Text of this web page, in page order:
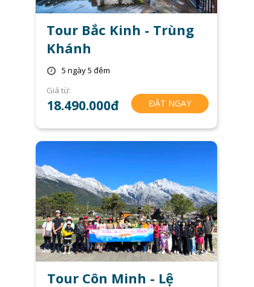
Tour Côn Minh - Lệ
Tour Bắc Kinh - Trùng
Khánh
Giá từ:
18.490.000đ ĐẶT NGAY
5 ngày 5 đêm